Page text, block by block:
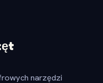
narzędzi